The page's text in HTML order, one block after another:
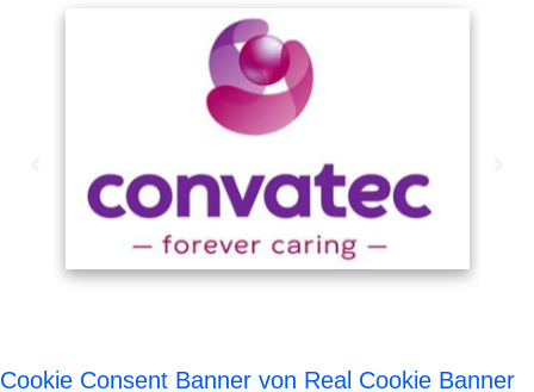
Cookie Consent Banner von Real Cookie Banner